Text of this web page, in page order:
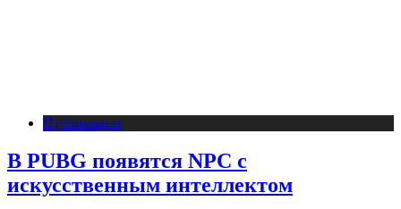
Публикации
В PUBG появятся NPC с
искусственным интеллектом